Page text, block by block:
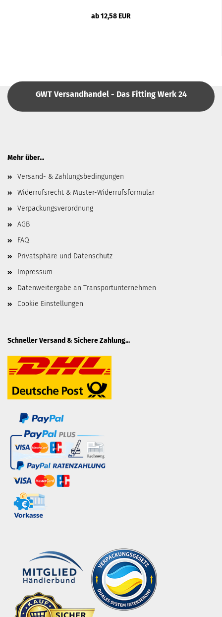
ab 12,58 EUR
GWT Versandhandel - Das Fitting Werk 24
Mehr über...
Versand- & Zahlungsbedingungen
Widerrufsrecht & Muster-Widerrufsformular
Verpackungsverordnung
AGB
FAQ
Privatsphäre und Datenschutz
Impressum
Datenweitergabe an Transportunternehmen
Cookie Einstellungen
Schneller Versand & Sichere Zahlung...